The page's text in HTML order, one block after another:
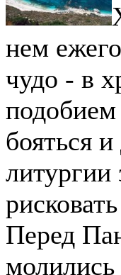
нем
чудо - в
подобием
бояться
литургии
Перед